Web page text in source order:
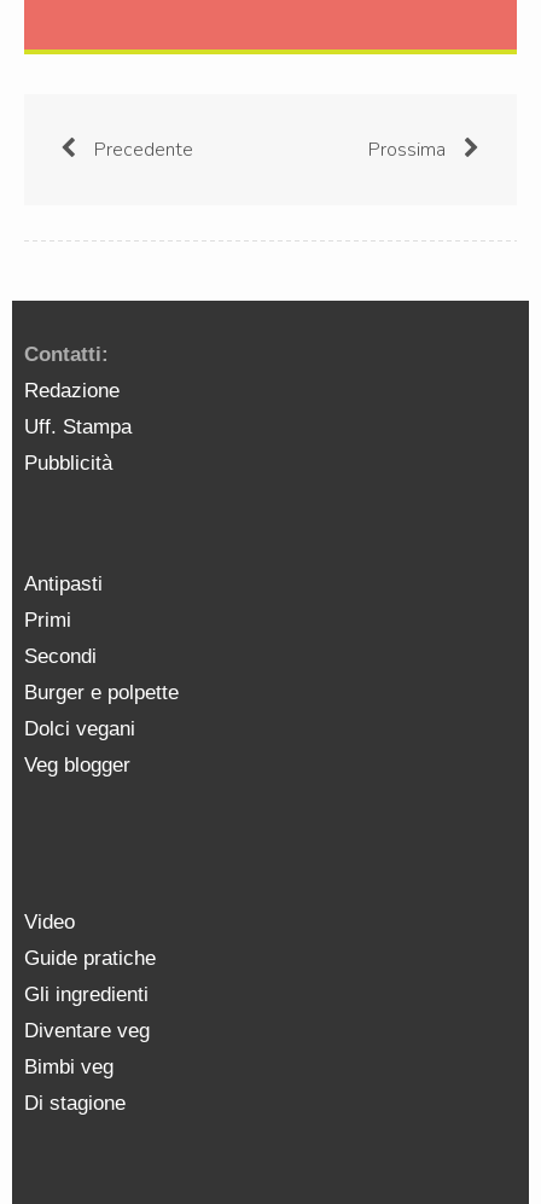
Precedente Prossima
Contatti:
Redazione
Uff. Stampa
Pubblicità
Antipasti
Primi
Secondi
Burger e polpette
Dolci vegani
Veg blogger
Video
Guide pratiche
Gli ingredienti
Diventare veg
Bimbi veg
Di stagione